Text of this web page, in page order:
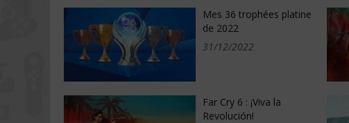
Mes 36 trophées platine
de 2022
31/12/2022
Far Cry 6 : ¡Viva la
Revolución!